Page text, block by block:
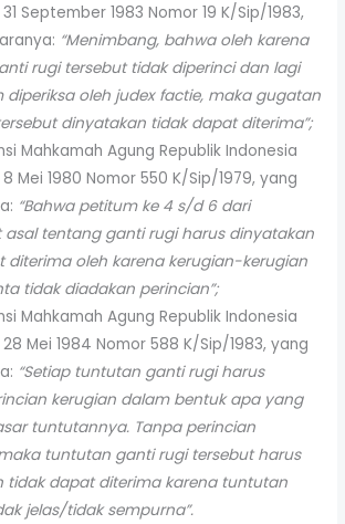
September 1983 Nomor 19 K/Sip/1983,
“Menimbang, bahwa oleh karena
rugi tersebut tidak diperinci dan lagi
diperiksa oleh judex factie, maka gugatan
dinyatakan tidak dapat diterima”;
Mahkamah Agung Republik Indonesia
Mei 1980 Nomor 550 K/Sip/1979, yang
“Bahwa petitum ke 4 s/d 6 dari
asal tentang ganti rugi harus dinyatakan
diterima oleh karena kerugian-kerugian
tidak diadakan perincian”;
Mahkamah Agung Republik Indonesia
Mei 1984 Nomor 588 K/Sip/1983, yang
“Setiap tuntutan ganti rugi harus
kerugian dalam bentuk apa yang
tuntutannya. Tanpa perincian
tuntutan ganti rugi tersebut harus
tidak dapat diterima karena tuntutan
jelas/tidak sempurna”.